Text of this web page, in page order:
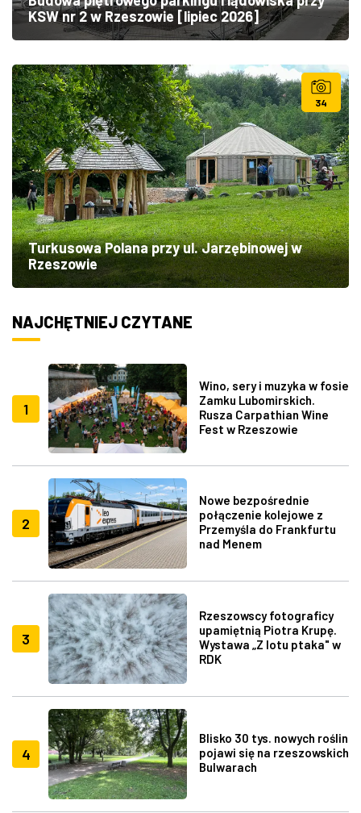
KSW nr 2 w Rzeszowie [lipiec 2026]
34
Turkusowa Polana przy ul. Jarzębinowej w
Rzeszowie
NAJCHĘTNIEJ CZYTANE
1
Wino, sery i muzyka w fosie
Zamku Lubomirskich.
Rusza Carpathian Wine
Fest w Rzeszowie
2
Nowe bezpośrednie
połączenie kolejowe z
Przemyśla do Frankfurtu
nad Menem
3
Rzeszowscy fotograficy
upamiętnią Piotra Krupę.
Wystawa „Z lotu ptaka" w
RDK
4
Blisko 30 tys. nowych roślin
pojawi się na rzeszowskich
Bulwarach